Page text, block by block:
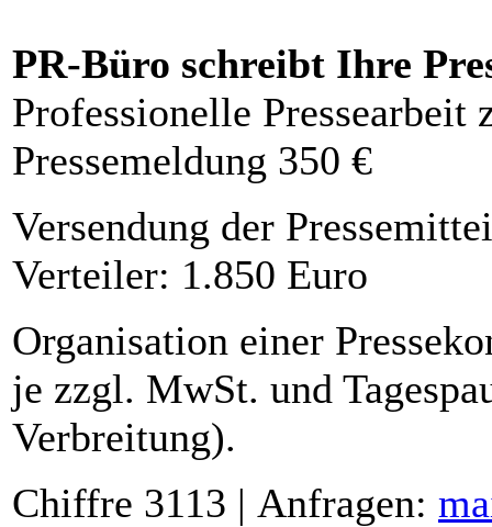
PR-Büro schreibt Ihre
Professionelle Pressearbeit
Pressemeldung 350 €
Versendung der
Verteiler: 1.850 Euro
Organisation einer
je zzgl. MwSt. und
Verbreitung).
Chiffre 3113 | Anfragen: